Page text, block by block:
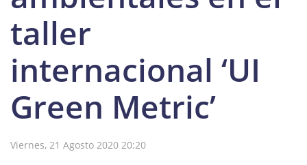
taller
internacional ‘UI
Green Metric’
Viernes, 21 Agosto 2020 20:20